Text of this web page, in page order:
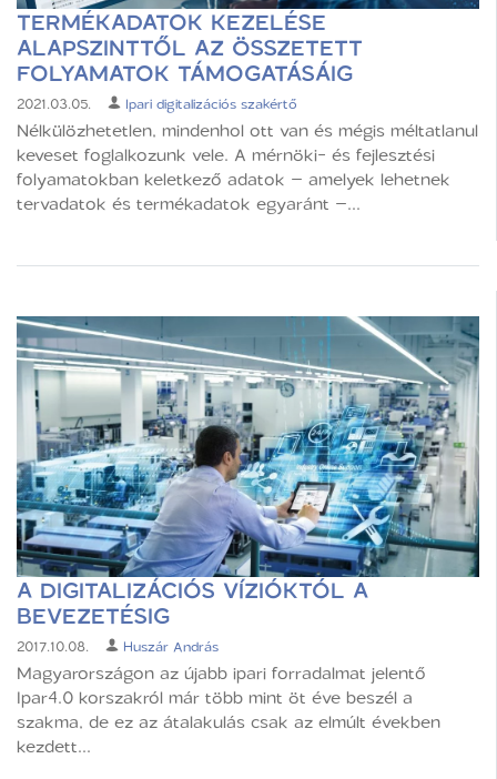
TERMÉKADATOK KEZELÉSE
ALAPSZINTTŐL AZ ÖSSZETETT
FOLYAMATOK TÁMOGATÁSÁIG
2021.03.05. Ipari digitalizációs szakértő
Nélkülözhetetlen, mindenhol ott van és mégis méltatlanul
keveset foglalkozunk vele. A mérnöki- és fejlesztési
folyamatokban keletkező adatok – amelyek lehetnek
tervadatok és termékadatok egyaránt –...
A DIGITALIZÁCIÓS VÍZIÓKTÓL A
BEVEZETÉSIG
2017.10.08. Huszár András
Magyarországon az újabb ipari forradalmat jelentő
Ipar4.0 korszakról már több mint öt éve beszél a
szakma, de ez az átalakulás csak az elmúlt években
kezdett...